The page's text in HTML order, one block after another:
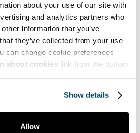
about your use of our site with
and analytics partners who
information that you’ve
they’ve collected from your use
can change cookie preferences
about cookies link from the bottom
Show details
Allow
Hyve | Health and Well-being
Myynti | Sales
Puheenvuoroja | Comments
Taide | Art
Ympäristö | Environment